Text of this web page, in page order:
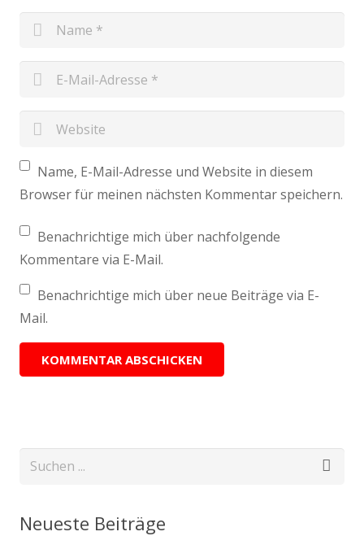
Name, E-Mail-Adresse und Website in diesem
Browser für meinen nächsten Kommentar speichern.
Benachrichtige mich über nachfolgende
Kommentare via E-Mail.
Benachrichtige mich über neue Beiträge via E-
Mail.
Neueste Beiträge